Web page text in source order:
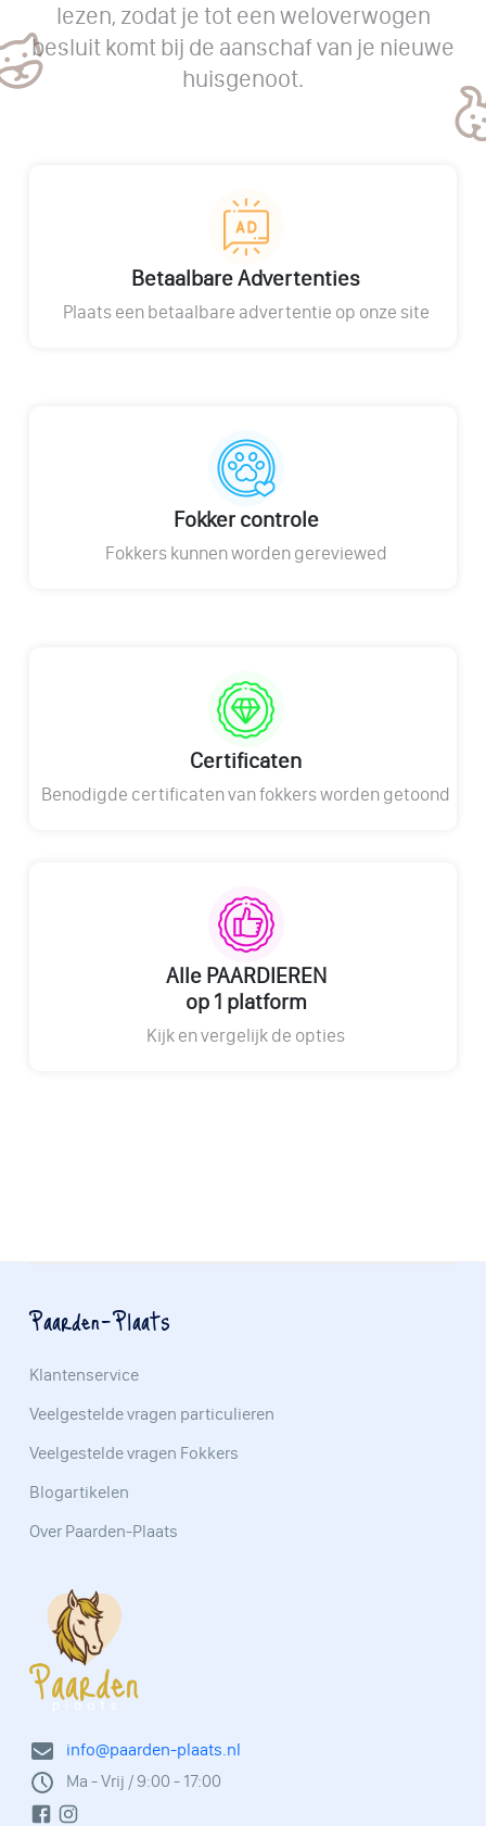
lezen, zodat je tot een weloverwogen
besluit komt bij de aanschaf van je nieuwe
huisgenoot.
Betaalbare Advertenties
Plaats een betaalbare advertentie op onze site
Fokker controle
Fokkers kunnen worden gereviewed
Certificaten
Benodigde certificaten van fokkers worden getoond
Alle PAARDIEREN
op 1 platform
Kijk en vergelijk de opties
info@paarden-plaats.nl
Ma - Vrij / 9:00 - 17:00
Paarden-Plaats
Klantenservice
Veelgestelde vragen particulieren
Veelgestelde vragen Fokkers
Blogartikelen
Over Paarden-Plaats